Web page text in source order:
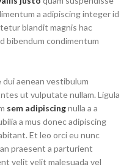
a adipiscing integer id
blandit magnis hac
bibendum condimentum
aenean vestibulum
ut vulputate nullam. Ligula
sem adipiscingnulla a a
a mus donec adipiscing
Et leo orci eu nunc
praesent a parturient
velit velit malesuada vel